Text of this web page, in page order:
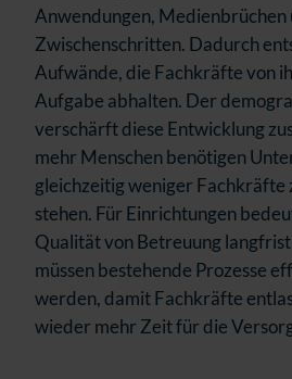
Anwendungen, Medienbrüchen
Zwischenschritten. Dadurch
Aufwände, die Fachkräfte von
Aufgabe abhalten. Der
verschärft diese Entwicklung
mehr Menschen benötigen
gleichzeitig weniger Fachkräfte
stehen. Für Einrichtungen
Qualität von Betreuung
müssen bestehende Prozesse
werden, damit Fachkräfte
wieder mehr Zeit für die